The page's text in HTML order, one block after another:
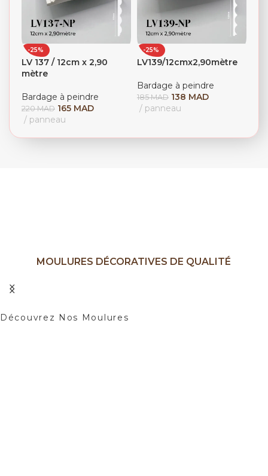
-25%
LV 137 / 12cm x 2,90
mètre
Bardage à peindre
220MAD 165 MAD
panneau
-25%
LV139/12cmx2,90mètre
Bardage à peindre
185MAD 138 MAD
panneau
MOULURES DÉCORATIVES DE QUALITÉ
Découvrez Nos Moulures